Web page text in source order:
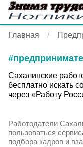
Главная
#
Сахалинские
бесплатно искать
через «Работу
Работодатели
пользоваться
подбора кадров и